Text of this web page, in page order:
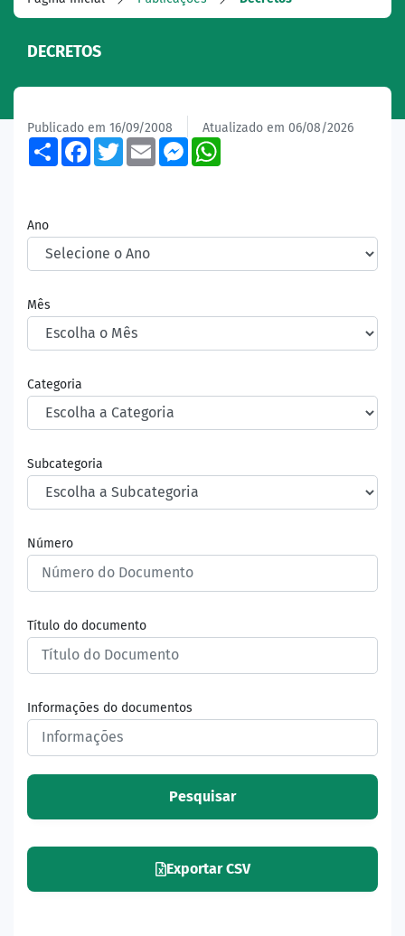
DECRETOS
Publicado em 16/09/2008 Atualizado em 06/08/2026
ShareFacebook
TwitterEmailMessenger
Ano
Mês
Categoria
Subcategoria
Número
Título do documento
Informações do documentos
Pesquisar
Exportar CSV